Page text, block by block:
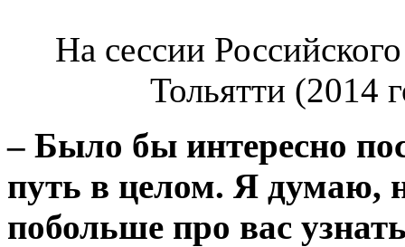
На сессии
Тольятти (2014
– Было бы интересно
путь в целом. Я думаю,
побольше про вас